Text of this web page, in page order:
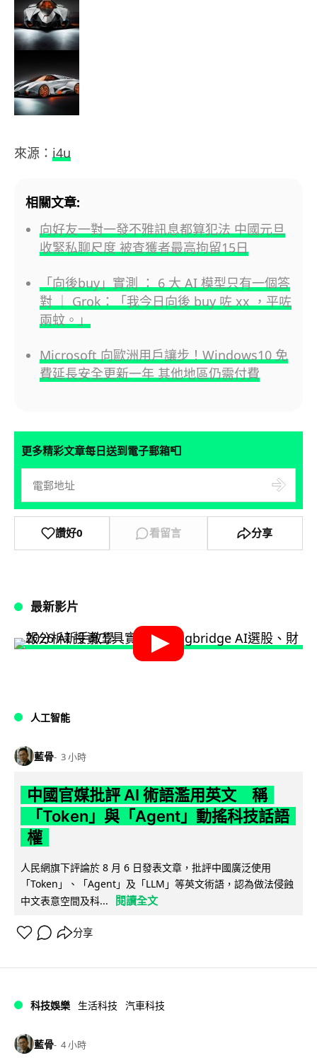
來源： i4u
相關文章:
向好友一對一發不雅訊息都算犯法 中國元旦
收緊私聊尺度 被查獲者最高拘留15日
「向後buy」實測 ： 6 大 AI 模型只有一個答
對 ｜ Grok：「我今日向後 buy 咗 xx ，平咗
兩蚊。」
Microsoft 向歐洲用戶讓步！Windows10 免
費延長安全更新一年 其他地區仍需付費
更多精彩文章每日送到電子郵箱📮
讚好0 看留言 分享
最新影片
人工智能
藍骨 3 小時
中國官媒批評 AI 術語濫用英文 稱
「Token」與「Agent」動搖科技話語
權
人民網旗下評論於 8 月 6 日發表文章，批評中國廣泛使用
「Token」、「Agent」及「LLM」等英文術語，認為做法侵蝕
中文表意空間及科...
閱讀全文
分享
科技娛樂 生活科技 汽車科技
藍骨 4 小時